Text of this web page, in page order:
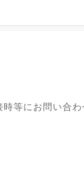
等にお問い合わ